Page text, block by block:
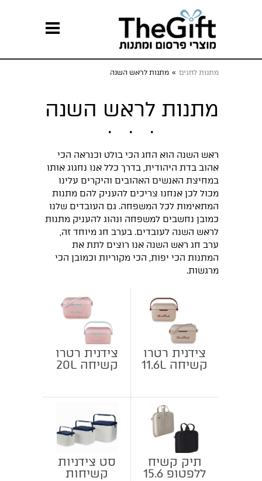
מתנות לחגים » מתנות לראש השנה
מתנות לראש השנה
ראש השנה הוא החג הכי בולט וכנראה הכי
אהוב בדת היהודית, בדרך כלל אנו נחגוג אותו
במחיצת האנשים האהובים והיקרים עלינו
מכול לכן אנחנו צריכים להעניק להם מתנות
המתאימות לכל המשפחה. גם העובדים שלנו
כמובן נחשבים למשפחה ונהוג להעניק מתנות
לראש השנה לעובדים. בערב חג מיוחד זה,
ערב חג ראש השנה אנו רוצים לתת את
המתנות הכי יפות, הכי מקוריות וכמובן הכי
מרגשות.
צידנית רטרו
קשיחה 11.6L
צידנית רטרו
קשיחה 20L
תיק קשיח
ללפטופ 15.6
סט צידניות
קשיחות